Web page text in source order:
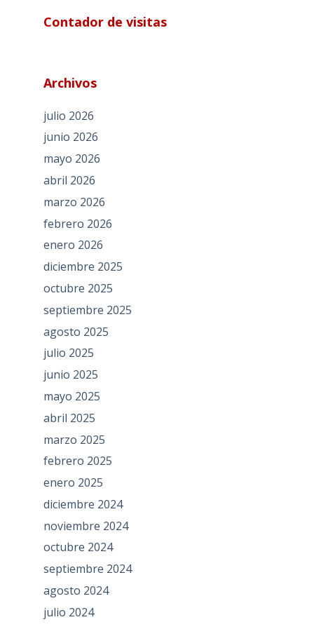
Contador de visitas
Archivos
julio 2026
junio 2026
mayo 2026
abril 2026
marzo 2026
febrero 2026
enero 2026
diciembre 2025
octubre 2025
septiembre 2025
agosto 2025
julio 2025
junio 2025
mayo 2025
abril 2025
marzo 2025
febrero 2025
enero 2025
diciembre 2024
noviembre 2024
octubre 2024
septiembre 2024
agosto 2024
julio 2024